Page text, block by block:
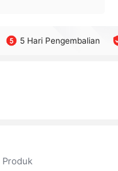
5 Hari Pengembalian
Produk